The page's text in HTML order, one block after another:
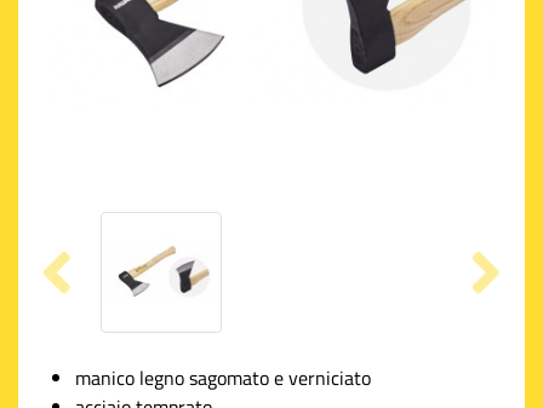
manico legno sagomato e verniciato